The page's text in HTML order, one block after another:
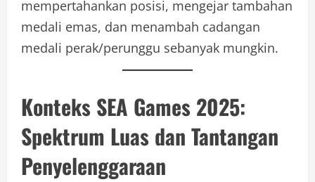
mempertahankan posisi, mengejar tambahan
medali emas, dan menambah cadangan
medali perak/perunggu sebanyak mungkin.
Konteks SEA Games 2025:
Spektrum Luas dan Tantangan
Penyelenggaraan